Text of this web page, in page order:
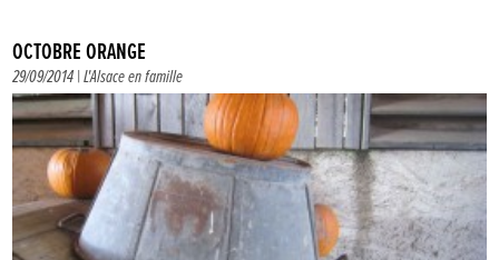
OCTOBRE ORANGE
29/09/2014 |L'Alsace en famille